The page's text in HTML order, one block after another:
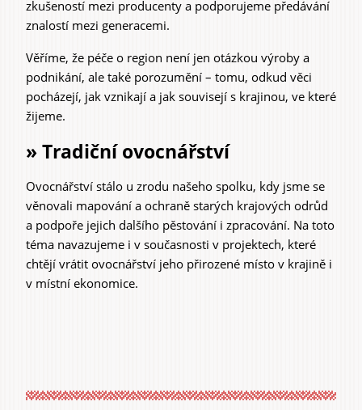
zkušeností mezi producenty a podporujeme předávání
znalostí mezi generacemi.
Věříme, že péče o region není jen otázkou výroby a
podnikání, ale také porozumění – tomu, odkud věci
pocházejí, jak vznikají a jak souvisejí s krajinou, ve které
žijeme.
» Tradiční ovocnářství
Ovocnářství stálo u zrodu našeho spolku, kdy jsme se
věnovali mapování a ochraně starých krajových odrůd
a podpoře jejich dalšího pěstování i zpracování. Na toto
téma navazujeme i v současnosti v projektech, které
chtějí vrátit ovocnářství jeho přirozené místo v krajině i
v místní ekonomice.